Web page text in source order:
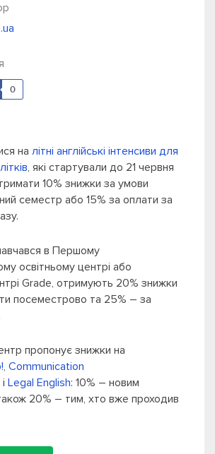
0
на літні англійські інтенсиви для
, які стартували до 21 червня
10% знижки за умови
семестр або 15% за оплати за
в Першому
освітньому центрі або
Grade, отримують 20% знижки
посеместрово та 25% – за
пропонує знижки на
, Communication
і Legal English: 10% – новим
20% – тим, хто вже проходив